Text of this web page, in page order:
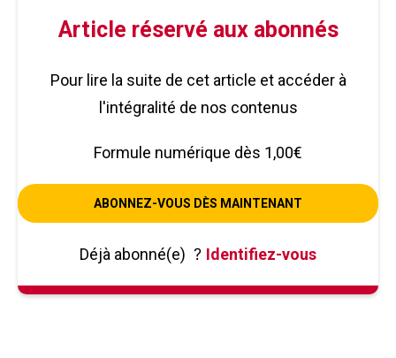
Article réservé aux abonnés
Pour lire la suite de cet article et accéder à
l'intégralité de nos contenus
Formule numérique dès 1,00€
ABONNEZ-VOUS DÈS MAINTENANT
Déjà abonné(e) ? Identifiez-vous